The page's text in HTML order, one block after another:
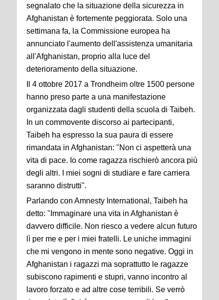
segnalato che la situazione della sicurezza in
Afghanistan è fortemente peggiorata. Solo una
settimana fa, la Commissione europea ha
annunciato l'aumento dell'assistenza umanitaria
all'Afghanistan, proprio alla luce del
deterioramento della situazione.
Il 4 ottobre 2017 a Trondheim oltre 1500 persone
hanno preso parte a una manifestazione
organizzata dagli studenti della scuola di Taibeh.
In un commovente discorso ai partecipanti,
Taibeh ha espresso la sua paura di essere
rimandata in Afghanistan: "Non ci aspetterà una
vita di pace. Io come ragazza rischierò ancora più
degli altri. I miei sogni di studiare e fare carriera
saranno distrutti".
Parlando con Amnesty International, Taibeh ha
detto: "Immaginare una vita in Afghanistan è
davvero difficile. Non riesco a vedere alcun futuro
lì per me e per i miei fratelli. Le uniche immagini
che mi vengono in mente sono negative. Oggi in
Afghanistan i ragazzi ma soprattutto le ragazze
subiscono rapimenti e stupri, vanno incontro al
lavoro forzato e ad altre cose terribili. Se verrò